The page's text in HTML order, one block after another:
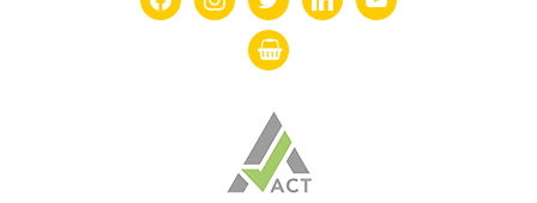
shopping-
basket